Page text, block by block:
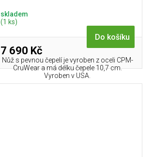
skladem
(1 ks)
7 690 Kč
Do košíku
Nůž s pevnou čepelí je vyroben z oceli CPM-
CruWear a má délku čepele 10,7 cm.
Vyroben v USA.